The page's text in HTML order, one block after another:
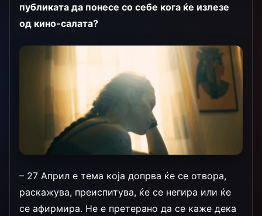
публиката да понесе со себе кога ќе излезе
од кино-салата?
– 27 Април е тема која допрва ќе се отвора,
раскажува, преиспитува, ќе се негира или ќе
се афирмира. Не е претерано да се каже дека